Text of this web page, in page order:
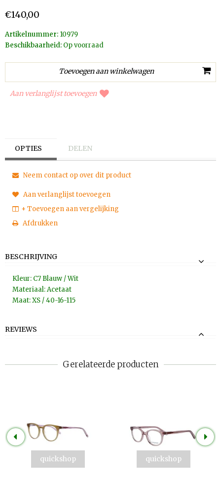
€140,00
Artikelnummer: 10979
Beschikbaarheid: Op voorraad
Aan verlanglijst toevoegen
OPTIES DELEN
Neem contact op over dit product
Aan verlanglijst toevoegen
+ Toevoegen aan vergelijking
Afdrukken
BESCHRIJVING
Kleur: C7 Blauw / Wit
Materiaal: Acetaat
Maat: XS / 40-16-115
REVIEWS
Gerelateerde producten
quickshop quickshop